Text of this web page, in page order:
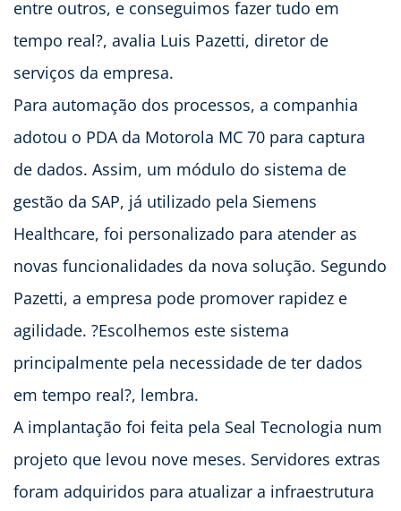
entre outros, e conseguimos fazer tudo em
tempo real?, avalia Luis Pazetti, diretor de
serviços da empresa.
Para automação dos processos, a companhia
adotou o PDA da Motorola MC 70 para captura
de dados. Assim, um módulo do sistema de
gestão da SAP, já utilizado pela Siemens
Healthcare, foi personalizado para atender as
novas funcionalidades da nova solução. Segundo
Pazetti, a empresa pode promover rapidez e
agilidade. ?Escolhemos este sistema
principalmente pela necessidade de ter dados
em tempo real?, lembra.
A implantação foi feita pela Seal Tecnologia num
projeto que levou nove meses. Servidores extras
foram adquiridos para atualizar a infraestrutura